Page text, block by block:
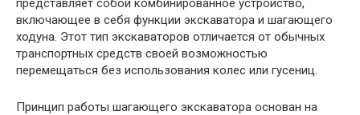
представляет собой комбинированное устройство,
включающее в себя функции экскаватора и шагающего
ходуна. Этот тип экскаваторов отличается от обычных
транспортных средств своей возможностью
перемещаться без использования колес или гусениц.
Принцип работы шагающего экскаватора основан на